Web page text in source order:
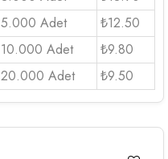
5.000 Adet
₺12.50
10.000 Adet
₺9.80
20.000 Adet
₺9.50